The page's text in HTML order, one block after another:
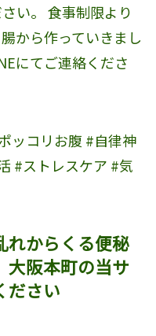
い。 食事制限より
から作っていきまし
にてご連絡くださ
ッコリお腹 #自律神
#ストレスケア #気
れからくる便秘
大阪本町の当サ
ださい